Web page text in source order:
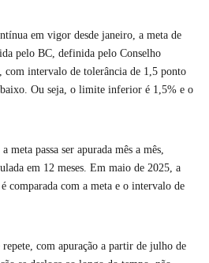
em vigor desde janeiro, a meta de
pelo BC, definida pelo Conselho
intervalo de tolerância de 1,5 ponto
Ou seja, o limite inferior é 1,5% e o
passa ser apurada mês a mês,
em 12 meses. Em maio de 2025, a
comparada com a meta e o intervalo de
com apuração a partir de julho de